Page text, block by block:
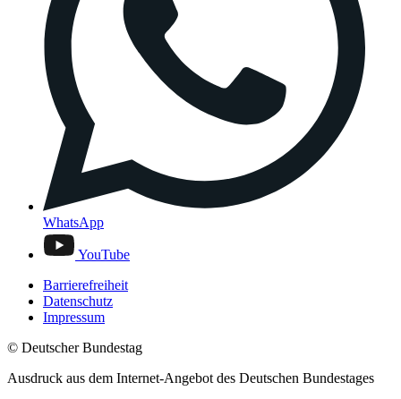
WhatsApp
YouTube
Barrierefreiheit
Datenschutz
Impressum
© Deutscher Bundestag
Ausdruck aus dem Internet-Angebot des Deutschen Bundestages